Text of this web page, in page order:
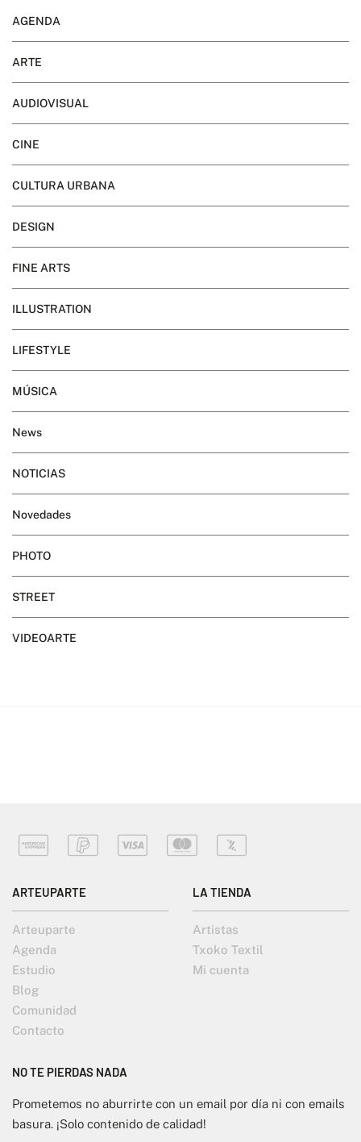
AGENDA
ARTE
AUDIOVISUAL
CINE
CULTURA URBANA
DESIGN
FINE ARTS
ILLUSTRATION
LIFESTYLE
MÚSICA
News
NOTICIAS
Novedades
PHOTO
STREET
VIDEOARTE
ARTEUPARTE
Arteuparte
Agenda
Estudio
Blog
Comunidad
Contacto
LA TIENDA
Artistas
Txoko Textil
Mi cuenta
NO TE PIERDAS NADA
Prometemos no aburrirte con un email por día ni con emails
basura. ¡Solo contenido de calidad!